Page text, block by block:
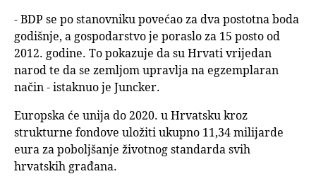
- BDP se po stanovniku povećao za dva postotna boda
godišnje, a gospodarstvo je poraslo za 15 posto od
2012. godine. To pokazuje da su Hrvati vrijedan
narod te da se zemljom upravlja na egzemplaran
način - istaknuo je Juncker.
Europska će unija do 2020. u Hrvatsku kroz
strukturne fondove uložiti ukupno 11,34 milijarde
eura za poboljšanje životnog standarda svih
hrvatskih građana.